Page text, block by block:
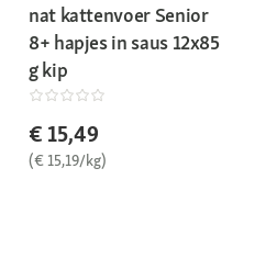
nat kattenvoer Senior
8+ hapjes in saus 12x85
g kip
€ 15,49
(€ 15,19/kg)